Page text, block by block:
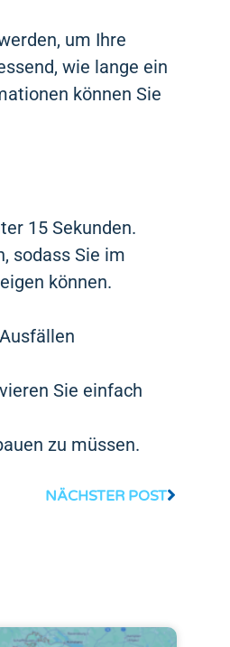
um Ihre
wie lange ein
können Sie
15 Sekunden.
sodass Sie im
können.
Sie einfach
zu müssen.
NÄCHSTER POST